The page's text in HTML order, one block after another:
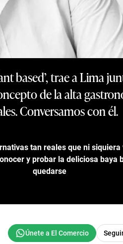
based’, trae a Lima
de la alta
Conversamos con él.
tan reales que ni
y probar la deliciosa baya
quedarse